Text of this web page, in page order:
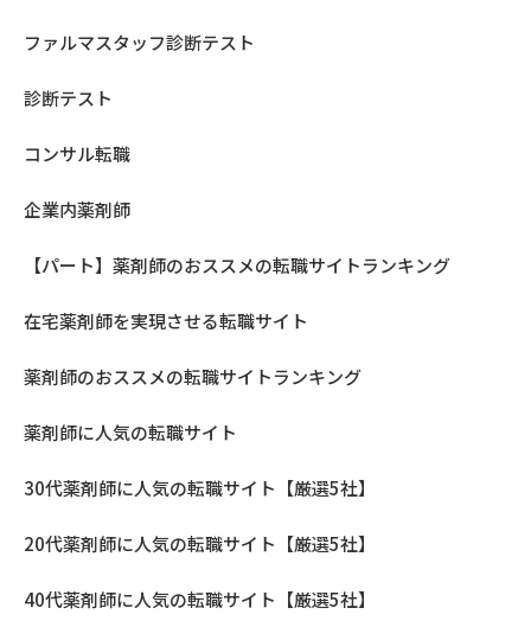
ファルマスタッフ診断テスト
診断テスト
コンサル転職
企業内薬剤師
【パート】薬剤師のおススメの転職サイトランキング
在宅薬剤師を実現させる転職サイト
薬剤師のおススメの転職サイトランキング
薬剤師に人気の転職サイト
30代薬剤師に人気の転職サイト【厳選5社】
20代薬剤師に人気の転職サイト【厳選5社】
40代薬剤師に人気の転職サイト【厳選5社】